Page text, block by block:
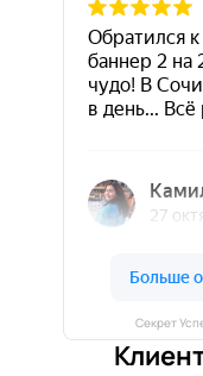
Секрет